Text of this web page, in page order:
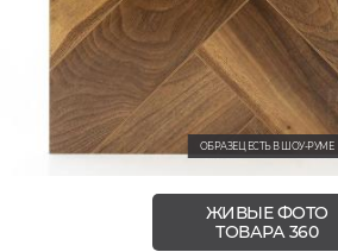
ОБРАЗЕЦ ЕСТЬ В ШОУ-РУМЕ
ЖИВЫЕ ФОТО
ТОВАРА 360